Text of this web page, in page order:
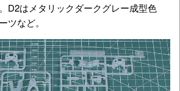
D2はメタリックダークグレー成型色
ツなど。